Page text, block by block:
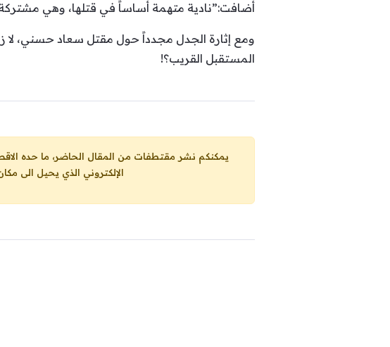
أضافت:”نادية متهمة أساساً في قتلها، وهي
ومع إثارة الجدل مجدداً حول مقتل سعاد حسني،
المستقبل القريب؟!
يمكنكم نشر مقتطفات من المقال الحاضر، ما حده الاقصى 25% من مجموع المقال، شرط: ذكر اسم المؤلف والناشر
الإلكتروني الذي يحيل الى